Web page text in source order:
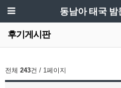
동남아 태국
후기게시판
전체 243건 / 1페이지